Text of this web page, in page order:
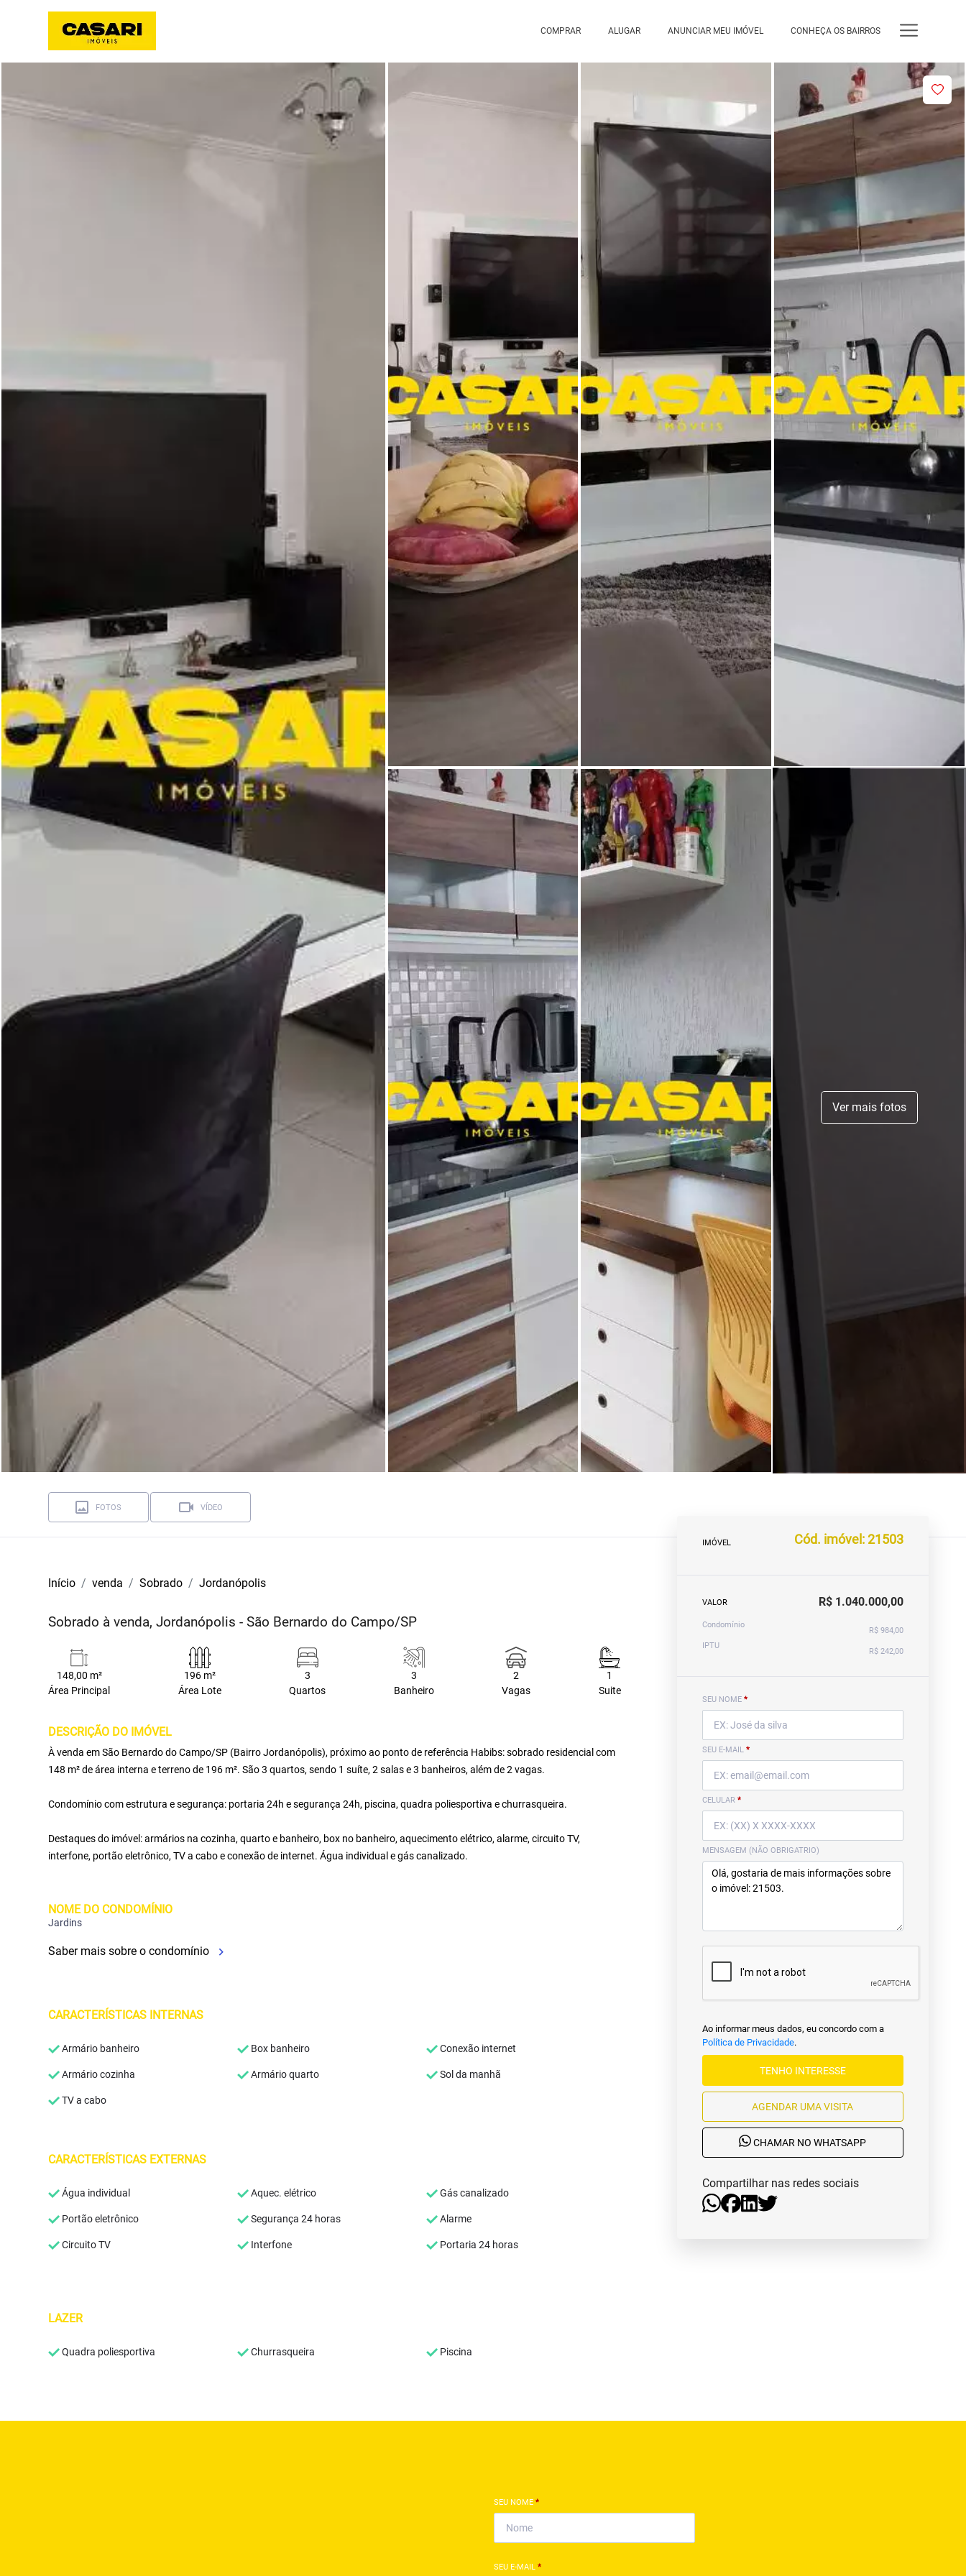
COMPRAR ALUGAR ANUNCIAR MEU IMÓVEL CONHEÇA OS BAIRROS
Ver mais fotos
FOTOS VÍDEO
Início venda Sobrado Jordanópolis
Sobrado à venda, Jordanópolis - São Bernardo do Campo/SP
148,00 m²
Área Principal
196 m²
Área Lote
3
Quartos
3
Banheiro
2
Vagas
1
Suite
DESCRIÇÃO DO IMÓVEL
À venda em São Bernardo do Campo/SP (Bairro Jordanópolis), próximo ao ponto de referência Habibs: sobrado residencial com
148 m² de área interna e terreno de 196 m². São 3 quartos, sendo 1 suíte, 2 salas e 3 banheiros, além de 2 vagas.
Condomínio com estrutura e segurança: portaria 24h e segurança 24h, piscina, quadra poliesportiva e churrasqueira.
Destaques do imóvel: armários na cozinha, quarto e banheiro, box no banheiro, aquecimento elétrico, alarme, circuito TV,
interfone, portão eletrônico, TV a cabo e conexão de internet. Água individual e gás canalizado.
NOME DO CONDOMÍNIO
Jardins
Saber mais sobre o condomínio
CARACTERÍSTICAS INTERNAS
Armário banheiro Box banheiro Conexão internet
Armário cozinha Armário quarto Sol da manhã
TV a cabo
CARACTERÍSTICAS EXTERNAS
Água individual Aquec. elétrico Gás canalizado
Portão eletrônico Segurança 24 horas Alarme
Circuito TV Interfone Portaria 24 horas
LAZER
Quadra poliesportiva Churrasqueira Piscina
IMÓVEL Cód. imóvel: 21503
VALOR R$ 1.040.000,00
Condomínio
R$ 984,00
IPTU
R$ 242,00
SEU NOME *
SEU E-MAIL *
CELULAR *
MENSAGEM (NÃO OBRIGATRIO)
Ao informar meus dados, eu concordo com a
Política de Privacidade.
TENHO INTERESSE
AGENDAR UMA VISITA
CHAMAR NO WHATSAPP
Compartilhar nas redes sociais
SEU NOME *
SEU E-MAIL *